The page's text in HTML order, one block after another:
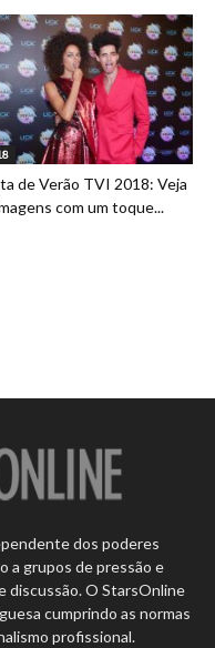
de Verão TVI 2018: Veja
com um toque...
dos poderes
a grupos de pressão e
discussão. O StarsOnline
cumprindo as normas
profissional.